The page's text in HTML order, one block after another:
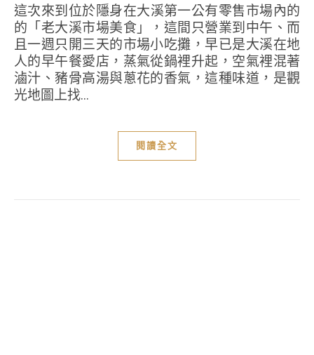
這次來到位於隱身在大溪第一公有零售市場內的
的「老大溪市場美食」，這間只營業到中午、而
且一週只開三天的市場小吃攤，早已是大溪在地
人的早午餐愛店，蒸氣從鍋裡升起，空氣裡混著
滷汁、豬骨高湯與蔥花的香氣，這種味道，是觀
光地圖上找...
閱讀全文